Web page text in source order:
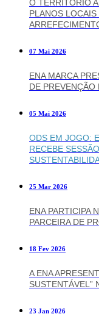
O TERRITÓRIO
PLANOS
07 Mai 2026
ENA MARCA
DE
05 Mai 2026
ODS EM JOGO:
RECEBE
25 Mar 2026
ENA PARTICIPA
PARCEIRA DE
18 Fev 2026
A ENA
SUSTENTÁVEL”
23 Jan 2026